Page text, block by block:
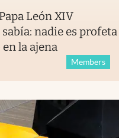
León XIV
nadie es profeta
la ajena
Members